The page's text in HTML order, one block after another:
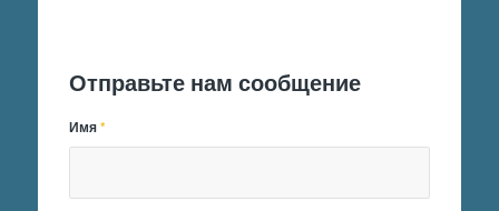
Отправьте нам сообщение
Имя*